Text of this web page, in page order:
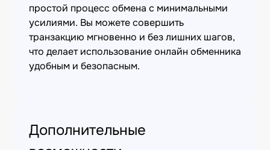
простой процесс обмена с минимальными
усилиями. Вы можете совершить
транзакцию мгновенно и без лишних шагов,
что делает использование онлайн обменника
удобным и безопасным.
Дополнительные